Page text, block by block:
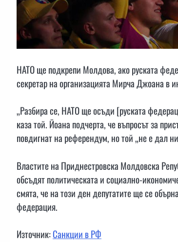
НАТО ще подкрепи Молдова, ако руската
секретар на организацията Мирча Джоана в
„Разбира се, НАТО ще осъди [руската
каза той. Йоана подчерта, че въпросът за
повдигнат на референдум, но той „не е дал
Властите на Приднестровска Молдовска
обсъдят политическата и социално-
смята, че на този ден депутатите ще се
федерация.
Източник:Санкции в РФ